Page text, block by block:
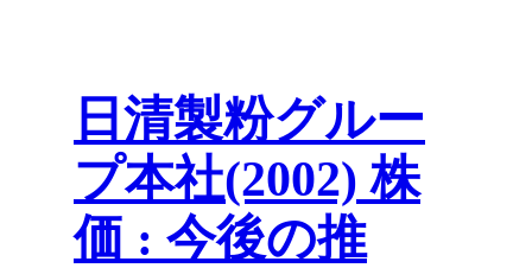
日清製粉グルー
プ本社(2002) 株
価 : 今後の推